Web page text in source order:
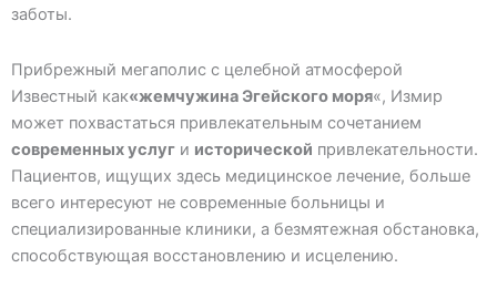
заботы.
Прибрежный мегаполис с целебной атмосферой
Известный как«жемчужина Эгейского моря«, Измир
может похвастаться привлекательным сочетанием
современных услуг и исторической привлекательности.
Пациентов, ищущих здесь медицинское лечение, больше
всего интересуют не современные больницы и
специализированные клиники, а безмятежная обстановка,
способствующая восстановлению и исцелению.